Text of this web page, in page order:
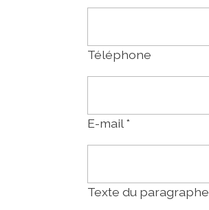
Téléphone
E-mail *
Texte du paragraphe